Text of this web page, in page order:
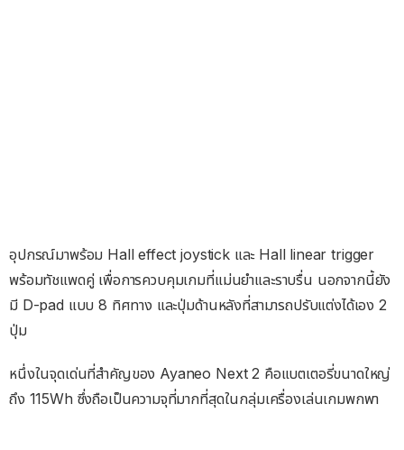
อุปกรณ์มาพร้อม Hall effect joystick และ Hall linear trigger
พร้อมทัชแพดคู่ เพื่อการควบคุมเกมที่แม่นยำและราบรื่น นอกจากนี้ยัง
มี D-pad แบบ 8 ทิศทาง และปุ่มด้านหลังที่สามารถปรับแต่งได้เอง 2
ปุ่ม
หนึ่งในจุดเด่นที่สำคัญของ Ayaneo Next 2 คือแบตเตอรี่ขนาดใหญ่
ถึง 115Wh ซึ่งถือเป็นความจุที่มากที่สุดในกลุ่มเครื่องเล่นเกมพกพา